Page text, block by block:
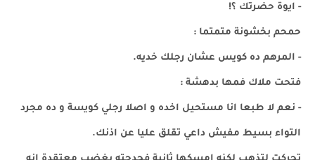
- ايوة حضرتك ؟!
حمحم بخشونة متمتما :
- المرهم ده كويس عشان رجلك خديه.
فتحت ملاك فمها بدهشة :
- نعم لا طبعا انا مستحيل اخده و اصلا رجلي كويسة و ده مجرد
التواء بسيط مفيش داعي تقلق عليا عن اذنك.